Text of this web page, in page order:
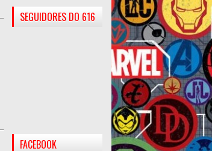
SEGUIDORES DO 616
FACEBOOK